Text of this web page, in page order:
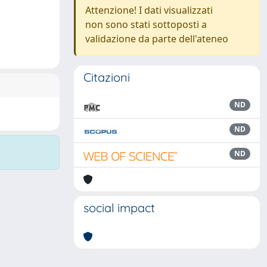
Attenzione! I dati visualizzati
non sono stati sottoposti a
validazione da parte dell'ateneo
Citazioni
ND
ND
ND
social impact